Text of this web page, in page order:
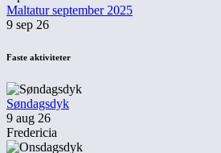
Maltatur september 2025
9 sep 26
Faste aktiviteter
Søndagsdyk
9 aug 26
Fredericia